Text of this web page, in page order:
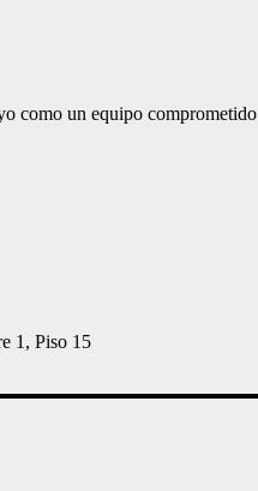
como un equipo
1, Piso 15